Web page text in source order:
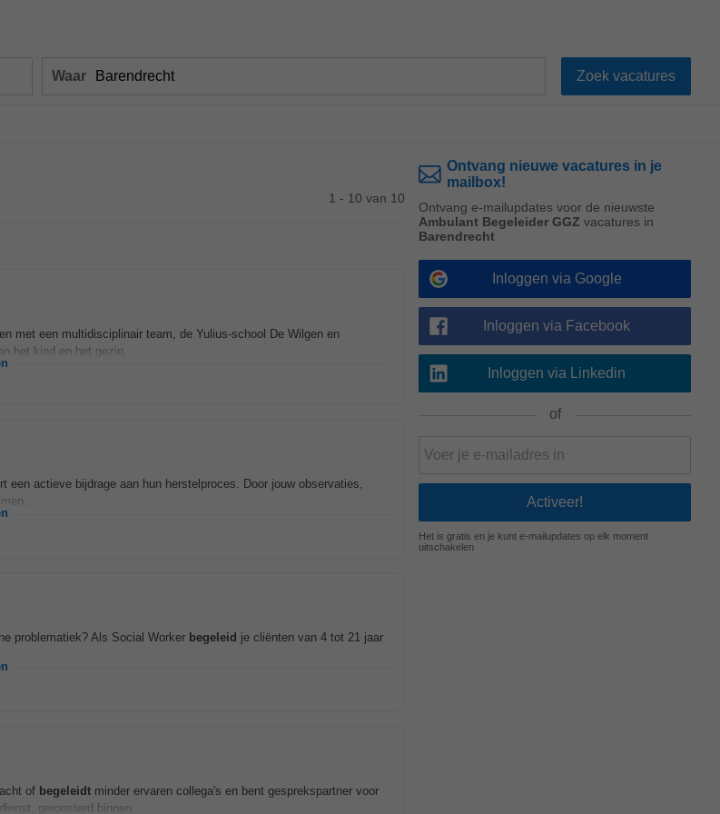
Waar
1 - 10 van 10
met een multidisciplinair team, de Yulius-school De Wilgen en
het kind en het gezin...
een actieve bijdrage aan hun herstelproces. Door jouw observaties,
problematiek? Als Social Worker begeleid je cliënten van 4 tot 21 jaar
of begeleidt minder ervaren collega's en bent gesprekspartner voor
geroosterd binnen...
Ontvang nieuwe vacatures in je
mailbox!
Ontvang e-mailupdates voor de nieuwste
Ambulant Begeleider GGZ vacatures in
Barendrecht
Inloggen via Google
Inloggen via Facebook
Inloggen via Linkedin
of
Het is gratis en je kunt e-mailupdates op elk moment
uitschakelen